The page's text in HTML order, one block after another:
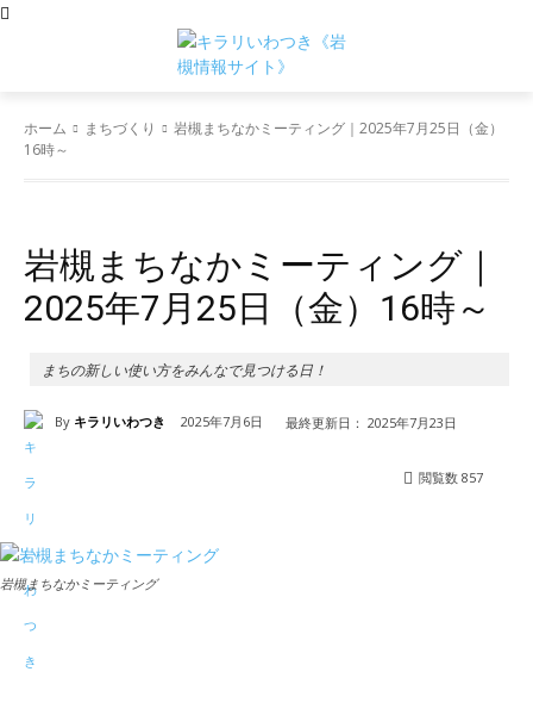
ホーム まちづくり
岩槻まちなかミーティング｜2025年7月25日（金）
16時～
岩槻まちなかミーティング｜
2025年7月25日（金）16時～
まちの新しい使い方をみんなで見つける日！
By キラリいわつき 2025年7月6日 最終更新日： 2025年7月23日
閲覧数 857
WhatsApp
岩槻まちなかミーティング